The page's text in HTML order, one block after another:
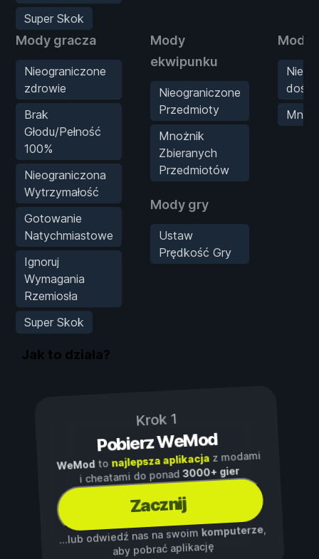
Super Skok
Mody gracza
Nieograniczone
zdrowie
Brak
Głodu/Pełność
100%
Nieograniczona
Wytrzymałość
Gotowanie
Natychmiastowe
Ignoruj
Wymagania
Rzemiosła
Super Skok
Mody
ekwipunku
Nieograniczone
Przedmioty
Mnożnik
Zbieranych
Przedmiotów
Mody gry
Ustaw
Prędkość Gry
Mody
Jak to działa?
Krok 1
Pobierz WeMod
WeModto najlepsza aplikacjaz modami
i cheatami do ponad3000+ gier
Zacznij
...lub odwiedź nas na swoim komputerze,
aby pobrać aplikację